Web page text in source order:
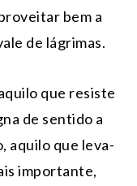
bem a
de lágrimas.
que resiste
de sentido a
aquilo que leva-
importante,